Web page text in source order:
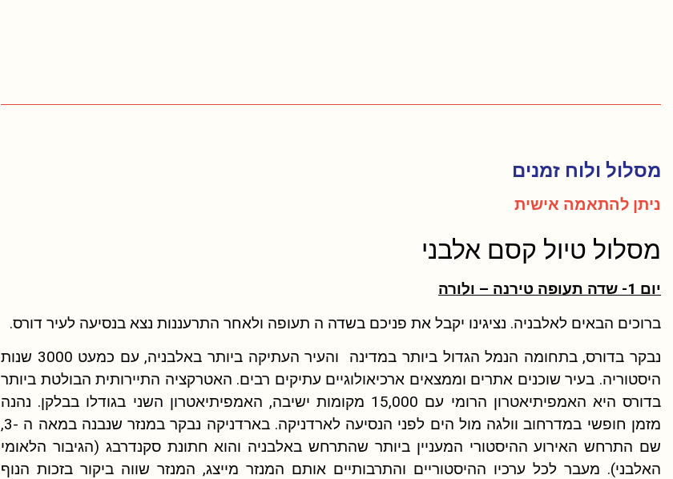
מסלול ולוח זמנים
ניתן להתאמה אישית
מסלול טיול קסם אלבני
יום 1- שדה תעופה טירנה – ולורה
ברוכים הבאים לאלבניה. נציגינו יקבל את פניכם בשדה ה תעופה ולאחר התרעננות נצא בנסיעה לעיר דורס.
נבקר בדורס, בתחומה הנמל הגדול ביותר במדינה והעיר העתיקה ביותר באלבניה, עם כמעט 3000 שנות
היסטוריה. בעיר שוכנים אתרים וממצאים ארכיאולוגיים עתיקים רבים. האטרקציה התיירותית הבולטת ביותר
בדורס היא האמפיתיאטרון הרומי עם 15,000 מקומות ישיבה, האמפיתיאטרון השני בגודלו בבלקן. נהנה
מזמן חופשי במדרחוב וולגה מול הים לפני הנסיעה לארדניקה. בארדניקה נבקר במנזר שנבנה במאה ה -3,
שם התרחש האירוע ההיסטורי המעניין ביותר שהתרחש באלבניה והוא חתונת סקנדרבג (הגיבור הלאומי
האלבני). מעבר לכל ערכיו ההיסטוריים והתרבותיים אותם המנזר מייצג, המנזר שווה ביקור בזכות הנוף